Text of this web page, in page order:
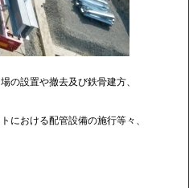
の設置や撤去及び鉄骨建方、
における配管設備の施行等々、